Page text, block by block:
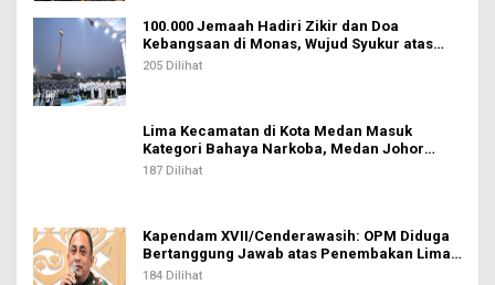
100.000 Jemaah Hadiri Zikir dan Doa
Kebangsaan di Monas, Wujud Syukur atas
Kemerdekaan Indonesia
205 Dilihat
Lima Kecamatan di Kota Medan Masuk
Kategori Bahaya Narkoba, Medan Johor
Tertinggi
187 Dilihat
Kapendam XVII/Cenderawasih: OPM Diduga
Bertanggung Jawab atas Penembakan Lima
Pekerja di Tolikara
184 Dilihat